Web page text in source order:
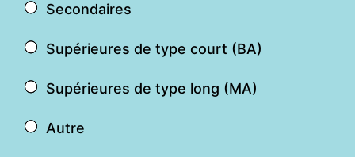
Secondaires
Supérieures de type court (BA)
Supérieures de type long (MA)
Autre